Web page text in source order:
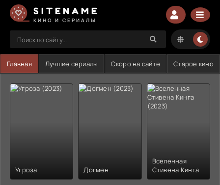
SITENAME
КИНО И СЕРИАЛЫ
Главная Лучшие сериалы Скоро на сайте Старое кино
Угроза Догмен
Вселенная
Стивена Кинга